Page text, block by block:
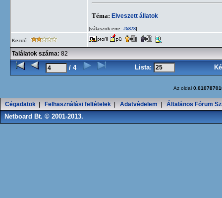
Téma: Elveszett állatok
[válaszok erre: #5878]
Kezdő
Találatok száma: 82
/ 4 Lista:
Az oldal
Cégadatok Felhasználási feltételek Adatvédelem Általános Fórum
Netboard Bt. © 2001-2013.